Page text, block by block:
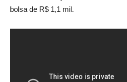
bolsa de R$ 1,1 mil.